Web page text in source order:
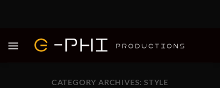
CATEGORY ARCHIVES:STYLE